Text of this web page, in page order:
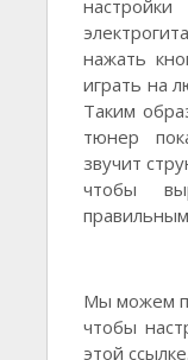
нажать
играть на
Таким
тюнер
звучит
чтобы
Мы можем
чтобы
этой ссылке.